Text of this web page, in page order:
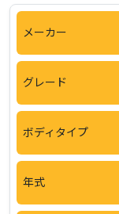
メーカー
グレード
ボディタイプ
年式